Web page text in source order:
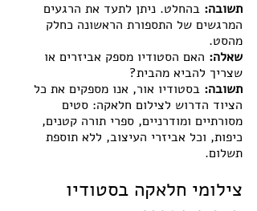
תשובה: בהחלט. ניתן לתעד את הרגעים
המרגשים של התספורת הראשונה כחלק
מהסט.
שאלה: האם הסטודיו מספק אביזרים או
שצריך להביא מהבית?
תשובה: בסטודיו אור, אנו מספקים את כל
הציוד הדרוש לצילום חלאקה: סטים
מסורתיים ומודרניים, ספרי תורה קטנים,
כיפות, וכל אביזרי העיצוב, ללא תוספת
תשלום.
צילומי חלאקה בסטודיו